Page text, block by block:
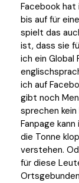
Facebook
bis auf für
spielt das
ist, dass sie
ich ein Global
ich auf
gibt noch
sprechen
Fanpage
die Tonne
verstehen.
für diese